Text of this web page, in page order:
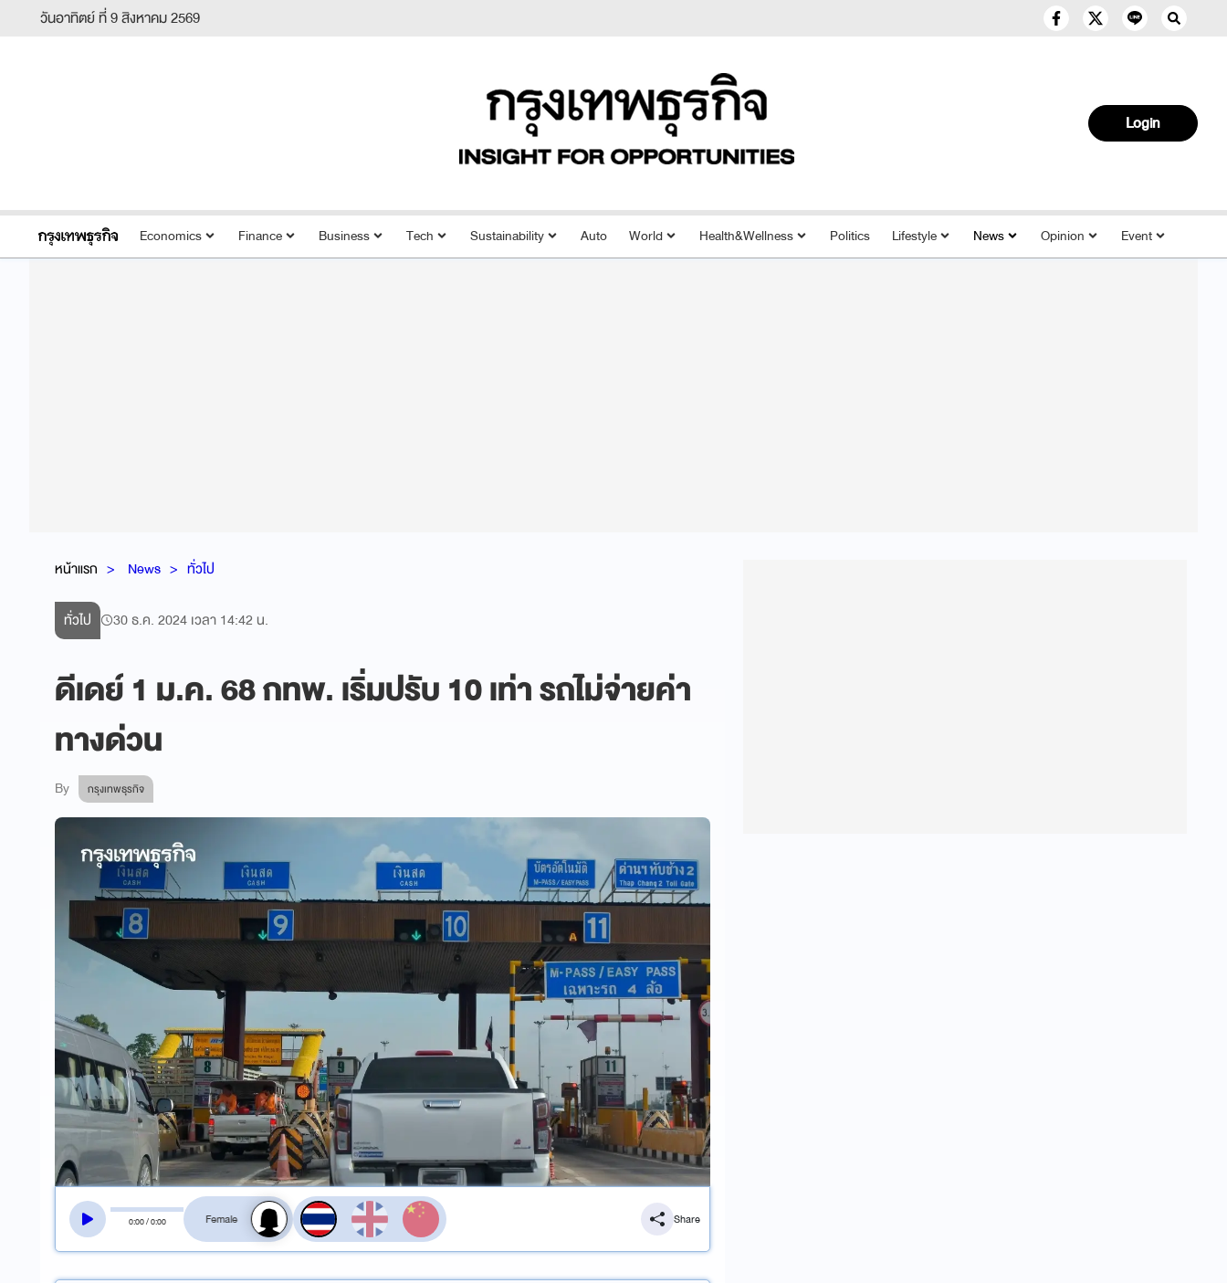
วันอาทิตย์ ที่ 9 สิงหาคม 2569
Login
Economics Finance Business Tech Sustainability Auto World Health&Wellness Politics Lifestyle News Opinion Event
หน้าแรก News ทั่วไป
ทั่วไป 30 ธ.ค. 2024 เวลา 14:42 น.
ดีเดย์ 1 ม.ค. 68 กทพ. เริ่มปรับ 10 เท่า รถไม่จ่ายค่า
ทางด่วน
By กรุงเทพธุรกิจ
0:00/0:00
สลับเสียงอ่าน
Share